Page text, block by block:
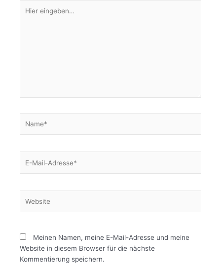
eingeben…
Mail-
Meinen Namen, meine E-Mail-Adresse und meine
Website in diesem Browser für die nächste
Kommentierung speichern.